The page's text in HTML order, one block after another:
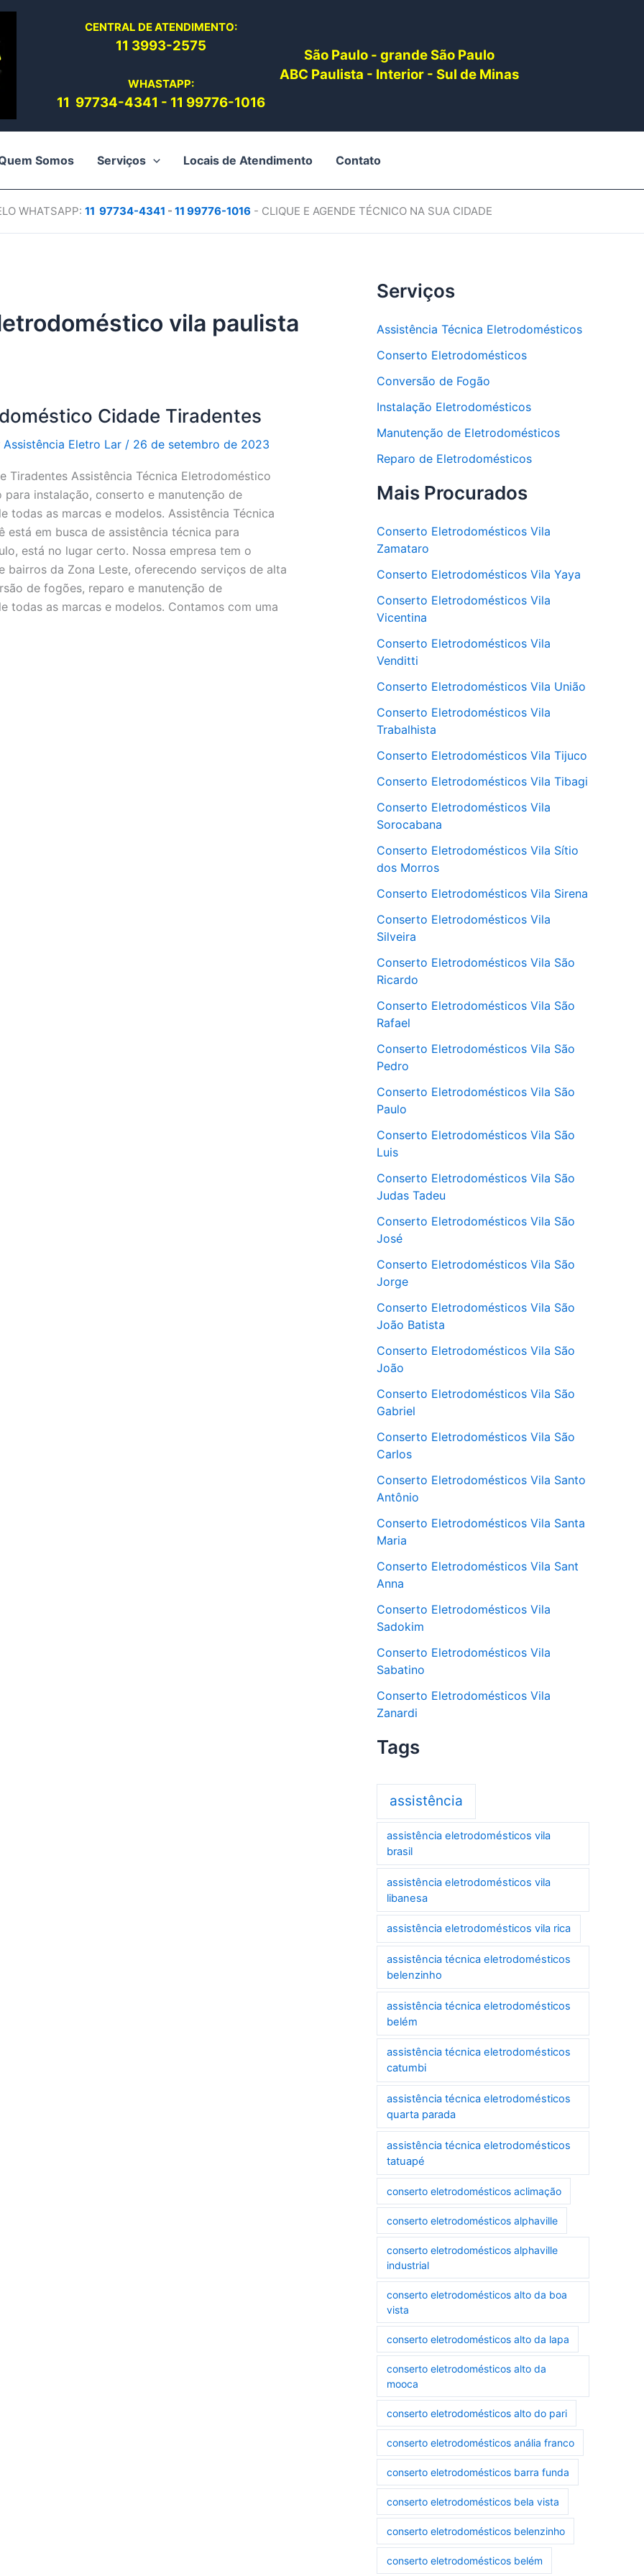
CENTRAL DE ATENDIMENTO:
11 3993-2575
WHASTAPP:
11 97734-4341 - 11 99776-1016
São Paulo - grande São Paulo
ABC Paulista - Interior - Sul de Minas
Somos Serviços Locais de Atendimento Contato
WHATSAPP: 11 97734-4341 - 11 99776-1016 - CLIQUE E AGENDE TÉCNICO NA SUA CIDADE
vila paulista
Cidade Tiradentes
Assistência Eletro Lar / 26 de setembro de 2023
Tiradentes Assistência Técnica Eletrodoméstico
instalação, conserto e manutenção de
as marcas e modelos. Assistência Técnica
em busca de assistência técnica para
está no lugar certo. Nossa empresa tem o
bairros da Zona Leste, oferecendo serviços de alta
de fogões, reparo e manutenção de
todas as marcas e modelos. Contamos com uma
Serviços
Assistência Técnica Eletrodomésticos
Conserto Eletrodomésticos
Conversão de Fogão
Instalação Eletrodomésticos
Manutenção de Eletrodomésticos
Reparo de Eletrodomésticos
Mais Procurados
Conserto Eletrodomésticos Vila
Zamataro
Conserto Eletrodomésticos Vila Yaya
Conserto Eletrodomésticos Vila
Vicentina
Conserto Eletrodomésticos Vila
Venditti
Conserto Eletrodomésticos Vila União
Conserto Eletrodomésticos Vila
Trabalhista
Conserto Eletrodomésticos Vila Tijuco
Conserto Eletrodomésticos Vila Tibagi
Conserto Eletrodomésticos Vila
Sorocabana
Conserto Eletrodomésticos Vila Sítio
dos Morros
Conserto Eletrodomésticos Vila Sirena
Conserto Eletrodomésticos Vila
Silveira
Conserto Eletrodomésticos Vila São
Ricardo
Conserto Eletrodomésticos Vila São
Rafael
Conserto Eletrodomésticos Vila São
Pedro
Conserto Eletrodomésticos Vila São
Paulo
Conserto Eletrodomésticos Vila São
Luis
Conserto Eletrodomésticos Vila São
Judas Tadeu
Conserto Eletrodomésticos Vila São
José
Conserto Eletrodomésticos Vila São
Jorge
Conserto Eletrodomésticos Vila São
João Batista
Conserto Eletrodomésticos Vila São
João
Conserto Eletrodomésticos Vila São
Gabriel
Conserto Eletrodomésticos Vila São
Carlos
Conserto Eletrodomésticos Vila Santo
Antônio
Conserto Eletrodomésticos Vila Santa
Maria
Conserto Eletrodomésticos Vila Sant
Anna
Conserto Eletrodomésticos Vila
Sadokim
Conserto Eletrodomésticos Vila
Sabatino
Conserto Eletrodomésticos Vila
Zanardi
Tags
assistência
assistência eletrodomésticos vila
brasil
assistência eletrodomésticos vila
libanesa
assistência eletrodomésticos vila rica
assistência técnica eletrodomésticos
belenzinho
assistência técnica eletrodomésticos
belém
assistência técnica eletrodomésticos
catumbi
assistência técnica eletrodomésticos
quarta parada
assistência técnica eletrodomésticos
tatuapé
conserto eletrodomésticos aclimação
conserto eletrodomésticos alphaville
conserto eletrodomésticos alphaville
industrial
conserto eletrodomésticos alto da boa
vista
conserto eletrodomésticos alto da lapa
conserto eletrodomésticos alto da
mooca
conserto eletrodomésticos alto do pari
conserto eletrodomésticos anália franco
conserto eletrodomésticos barra funda
conserto eletrodomésticos bela vista
conserto eletrodomésticos belenzinho
conserto eletrodomésticos belém